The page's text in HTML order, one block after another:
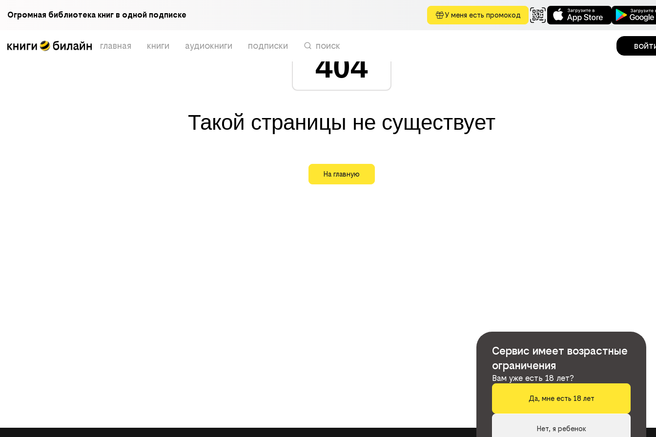
Огромная библиотека книг в одной подписке У меня есть промокод
главная книги аудиокниги подписки поиск
404
Такой страницы не существует
На главную
Сервис имеет возрастные
ограничения
Вам уже есть 18 лет?
Да, мне есть 18 лет
Нет, я ребенок